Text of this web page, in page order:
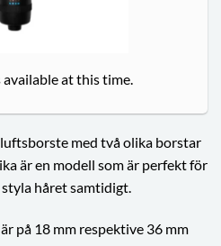
med två olika borstar
är en modell som är perfekt för
håret samtidigt.
på 18 mm respektive 36 mm
available at this time.